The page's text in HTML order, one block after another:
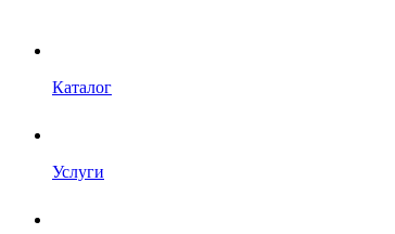
Каталог
Услуги